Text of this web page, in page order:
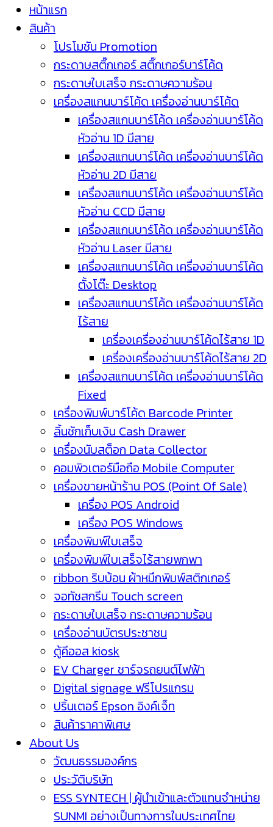
หน้าแรก
สินค้า
โปรโมชัน Promotion
กระดาษสติ๊กเกอร์ สติ๊กเกอร์บาร์โค้ด
กระดาษใบเสร็จ กระดาษความร้อน
เครื่องสแกนบาร์โค้ด เครื่องอ่านบาร์โค้ด
เครื่องสแกนบาร์โค้ด เครื่องอ่านบาร์โค้ด
หัวอ่าน 1D มีสาย
เครื่องสแกนบาร์โค้ด เครื่องอ่านบาร์โค้ด
หัวอ่าน 2D มีสาย
เครื่องสแกนบาร์โค้ด เครื่องอ่านบาร์โค้ด
หัวอ่าน CCD มีสาย
เครื่องสแกนบาร์โค้ด เครื่องอ่านบาร์โค้ด
หัวอ่าน Laser มีสาย
เครื่องสแกนบาร์โค้ด เครื่องอ่านบาร์โค้ด
ตั้งโต๊ะ Desktop
เครื่องสแกนบาร์โค้ด เครื่องอ่านบาร์โค้ด
ไร้สาย
เครื่องเครื่องอ่านบาร์โค้ดไร้สาย 1D
เครื่องเครื่องอ่านบาร์โค้ดไร้สาย 2D
เครื่องสแกนบาร์โค้ด เครื่องอ่านบาร์โค้ด
Fixed
เครื่องพิมพ์บาร์โค้ด Barcode Printer
ลิ้นชักเก็บเงิน Cash Drawer
เครื่องนับสต็อก Data Collector
คอมพิวเตอร์มือถือ Mobile Computer
เครื่องขายหน้าร้าน POS (Point Of Sale)
เครื่อง POS Android
เครื่อง POS Windows
เครื่องพิมพ์ใบเสร็จ
เครื่องพิมพ์ใบเสร็จไร้สายพกพา
ribbon ริบบ้อน ผ้าหมึกพิมพ์สติกเกอร์
จอทัชสกรีน Touch screen
กระดาษใบเสร็จ กระดาษความร้อน
เครื่องอ่านบัตรประชาชน
ตู้คีออส kiosk
EV Charger ชาร์จรถยนต์ไฟฟ้า
Digital signage ฟรีโปรแกรม
ปริ้นเตอร์ Epson อิงค์เจ็ท
สินค้าราคาพิเศษ
About Us
วัฒนธรรมองค์กร
ประวัติบริษัท
ESS SYNTECH | ผู้นำเข้าและตัวแทนจำหน่าย
SUNMI อย่างเป็นทางการในประเทศไทย